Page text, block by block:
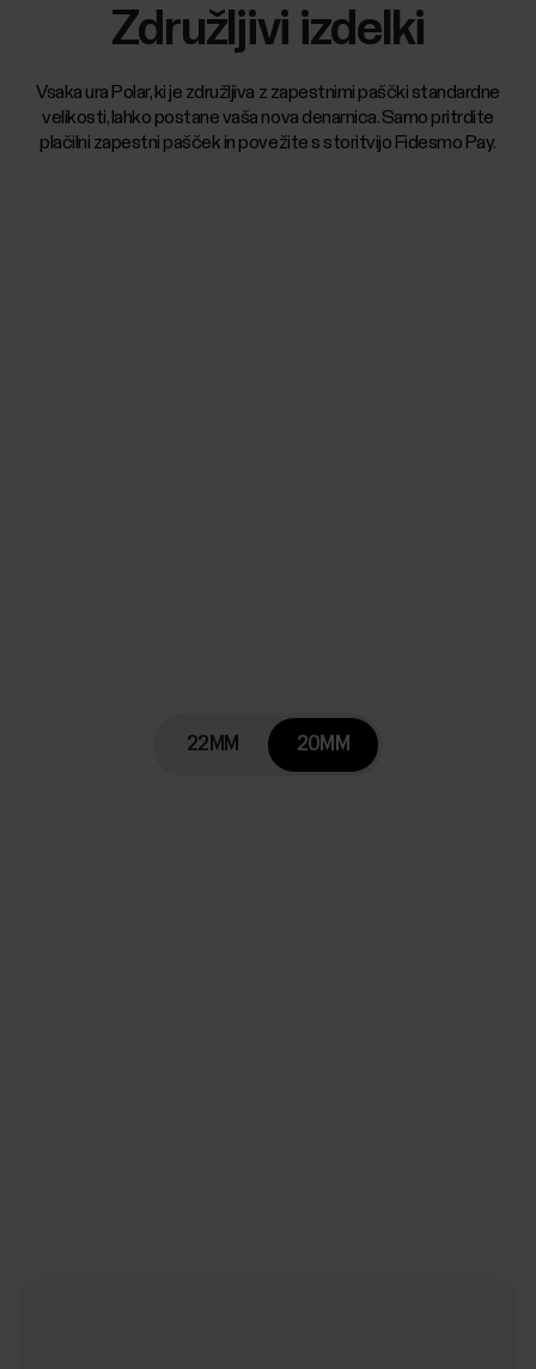
Združljivi izdelki
Vsaka ura Polar, ki je združljiva z zapestnimi paščki standardne
velikosti, lahko postane vaša nova denarnica. Samo pritrdite
plačilni zapestni pašček in povežite s storitvijo Fidesmo Pay.
22MM 20MM